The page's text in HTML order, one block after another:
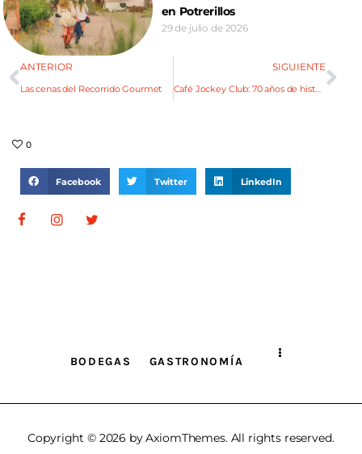
en Potrerillos
29 de julio de 2026
ANTERIOR
Las cenas del Recorrido Gourmet
SIGUIENTE
Café Jockey Club: 70 años de historia se renuevan
0
Facebook Twitter LinkedIn
BODEGAS GASTRONOMÍA
Copyright © 2026 by AxiomThemes. All rights reserved.